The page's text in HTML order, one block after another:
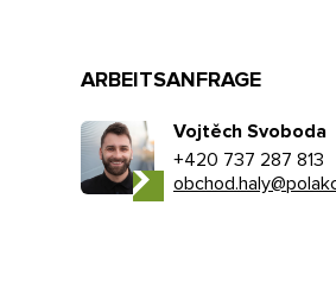
ARBEITSANFRAGE
Vojtěch Svoboda
+420 737 287 813